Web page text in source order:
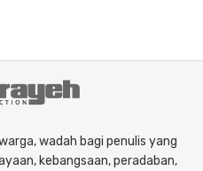
wadah bagi penulis yang
kebangsaan, peradaban,